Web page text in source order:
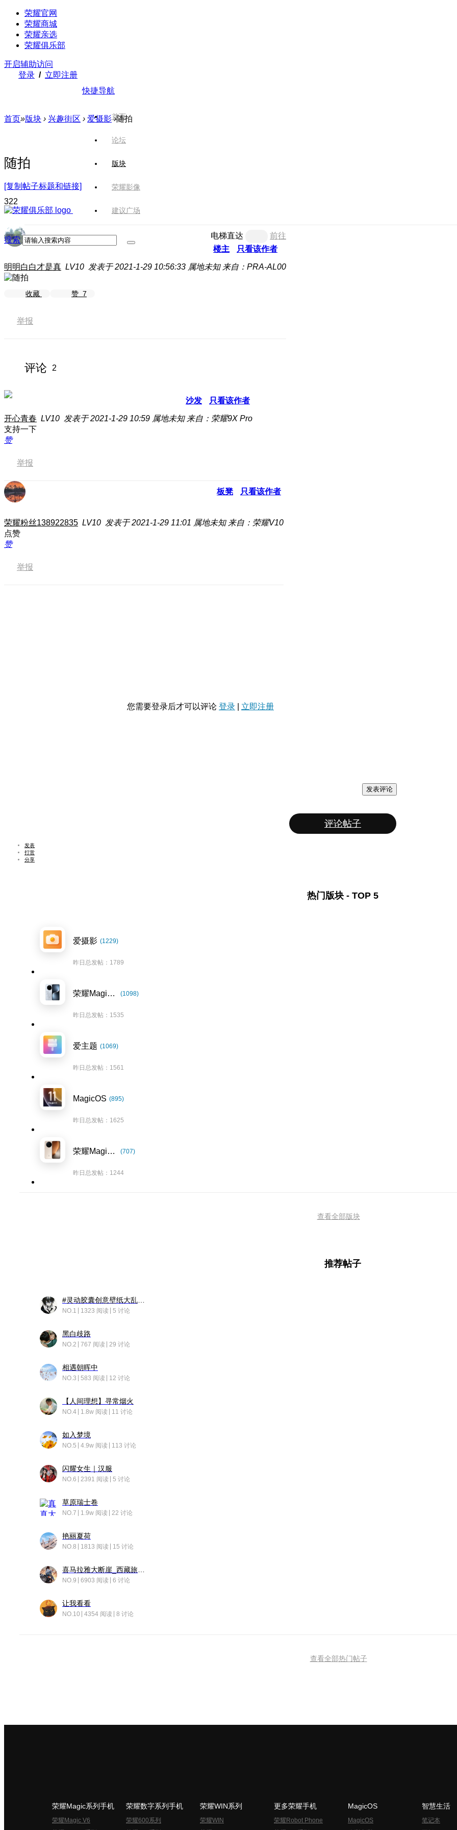
荣耀官网
荣耀商城
荣耀亲选
荣耀俱乐部
开启辅助访问
登录 / 立即注册
快捷导航
首页
论坛
版块
荣耀影像
建议广场
搜索
首页»版块 › 兴趣街区 › 爱摄影 ›随拍
随拍
[复制帖子标题和链接]
322
电梯直达
前往
楼主
只看该作者
明明白白才是真 LV10 发表于 2021-1-29 10:56:33 属地未知 来自：PRA-AL00
收藏 赞 7
举报
评论 2
沙发 只看该作者
开心青春 LV10 发表于 2021-1-29 10:59 属地未知 来自：荣耀9X Pro
支持一下
赞
举报
板凳 只看该作者
荣耀粉丝138922835 LV10 发表于 2021-1-29 11:01 属地未知 来自：荣耀V10
点赞
赞
举报
您需要登录后才可以评论 登录 立即注册
发表评论
评论帖子
发表
打赏
分享
热门版块 - TOP 5
爱摄影 (1229)
昨日总发帖：1789
荣耀Magic7系列 (1098)
昨日总发帖：1535
爱主题 (1069)
昨日总发帖：1561
MagicOS (895)
昨日总发帖：1625
荣耀Magic8系列 (707)
昨日总发帖：1244
查看全部版块
推荐帖子
NO.1 1323 阅读 5 讨论
黑白歧路
NO.2 767 阅读 29 讨论
相遇朝晖中
NO.3 583 阅读 12 讨论
【人间理想】寻常烟火
NO.4 1.8w 阅读 11 讨论
如入梦境
NO.5 4.9w 阅读 113 讨论
闪耀女生｜汉服
NO.6 2391 阅读 5 讨论
草原瑞士卷
NO.7 1.9w 阅读 22 讨论
艳丽夏荷
NO.8 1813 阅读 15 讨论
NO.9 6903 阅读 6 讨论
让我看看
NO.10 4354 阅读 8 讨论
查看全部热门帖子
荣耀Magic系列手机
荣耀Magic V6
荣耀数字系列手机
荣耀600系列
荣耀WIN系列
荣耀WIN
更多荣耀手机
荣耀Robot Phone
MagicOS
MagicOS
智慧生活
笔记本